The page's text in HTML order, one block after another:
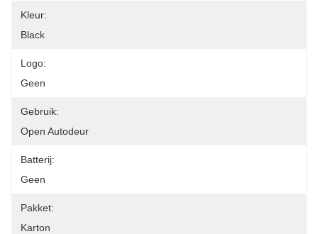
Kleur:
Black
Logo:
Geen
Gebruik:
Open Autodeur
Batterij:
Geen
Pakket:
Karton